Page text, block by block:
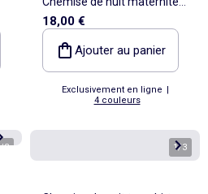
boutonnée
18,00 €
Ajouter au panier
Exclusivement en ligne |
4 couleurs
/3
1/3